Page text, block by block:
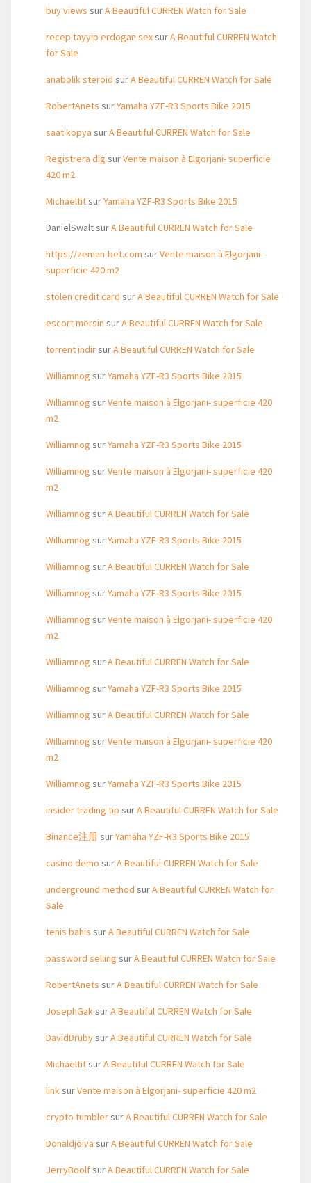
buy views surA Beautiful CURREN Watch for Sale
recep tayyip erdogan sexsurA Beautiful CURREN Watch
for Sale
anabolik steroid surA Beautiful CURREN Watch for Sale
RobertAnets surYamaha YZF-R3 Sports Bike 2015
saat kopya surA Beautiful CURREN Watch for Sale
Registrera dig surVente maison à Elgorjani- superficie
420 m2
MichaeltitsurYamaha YZF-R3 Sports Bike 2015
DanielSwaltsurA Beautiful CURREN Watch for Sale
https://zeman-bet.com surVente maison à Elgorjani-
superficie 420 m2
stolen credit card surA Beautiful CURREN Watch for Sale
escort mersin surA Beautiful CURREN Watch for Sale
torrent indirsurA Beautiful CURREN Watch for Sale
Williamnog surYamaha YZF-R3 Sports Bike 2015
Williamnog surVente maison à Elgorjani- superficie 420
m2
Williamnog surYamaha YZF-R3 Sports Bike 2015
Williamnog surVente maison à Elgorjani- superficie 420
m2
Williamnog surA Beautiful CURREN Watch for Sale
Williamnog surYamaha YZF-R3 Sports Bike 2015
Williamnog surA Beautiful CURREN Watch for Sale
Williamnog surYamaha YZF-R3 Sports Bike 2015
Williamnog surVente maison à Elgorjani- superficie 420
m2
Williamnog surA Beautiful CURREN Watch for Sale
Williamnog surYamaha YZF-R3 Sports Bike 2015
Williamnog surA Beautiful CURREN Watch for Sale
Williamnog surVente maison à Elgorjani- superficie 420
m2
Williamnog surYamaha YZF-R3 Sports Bike 2015
insider trading tip surA Beautiful CURREN Watch for Sale
Binance注册surYamaha YZF-R3 Sports Bike 2015
casino demo surA Beautiful CURREN Watch for Sale
underground method surA Beautiful CURREN Watch for
Sale
tenis bahis surA Beautiful CURREN Watch for Sale
password selling surA Beautiful CURREN Watch for Sale
RobertAnets surA Beautiful CURREN Watch for Sale
JosephGaksurA Beautiful CURREN Watch for Sale
DavidDrubysurA Beautiful CURREN Watch for Sale
MichaeltitsurA Beautiful CURREN Watch for Sale
linksurVente maison à Elgorjani- superficie 420 m2
crypto tumblersurA Beautiful CURREN Watch for Sale
Donaldjoiva surA Beautiful CURREN Watch for Sale
JerryBoolfsurA Beautiful CURREN Watch for Sale